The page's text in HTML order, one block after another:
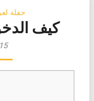
حفلة
كيف
15 فبراير، 2022